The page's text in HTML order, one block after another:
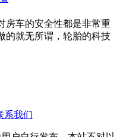
房车的安全性都是非常重
的就无所谓，轮胎的科技
系我们